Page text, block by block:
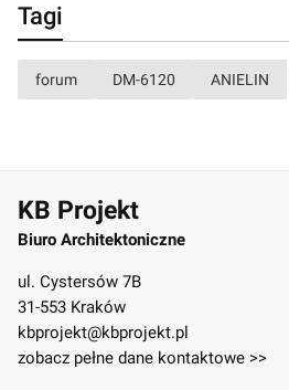
Tagi
forum DM-6120 ANIELIN
KB Projekt
Biuro Architektoniczne
ul. Cystersów 7B
31-553 Kraków
kbprojekt@kbprojekt.pl
zobacz pełne dane kontaktowe >>